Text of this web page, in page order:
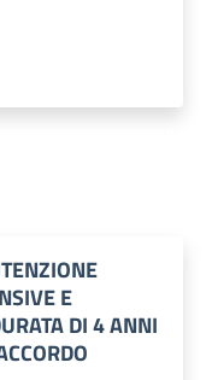
E
DI 4 ANNI